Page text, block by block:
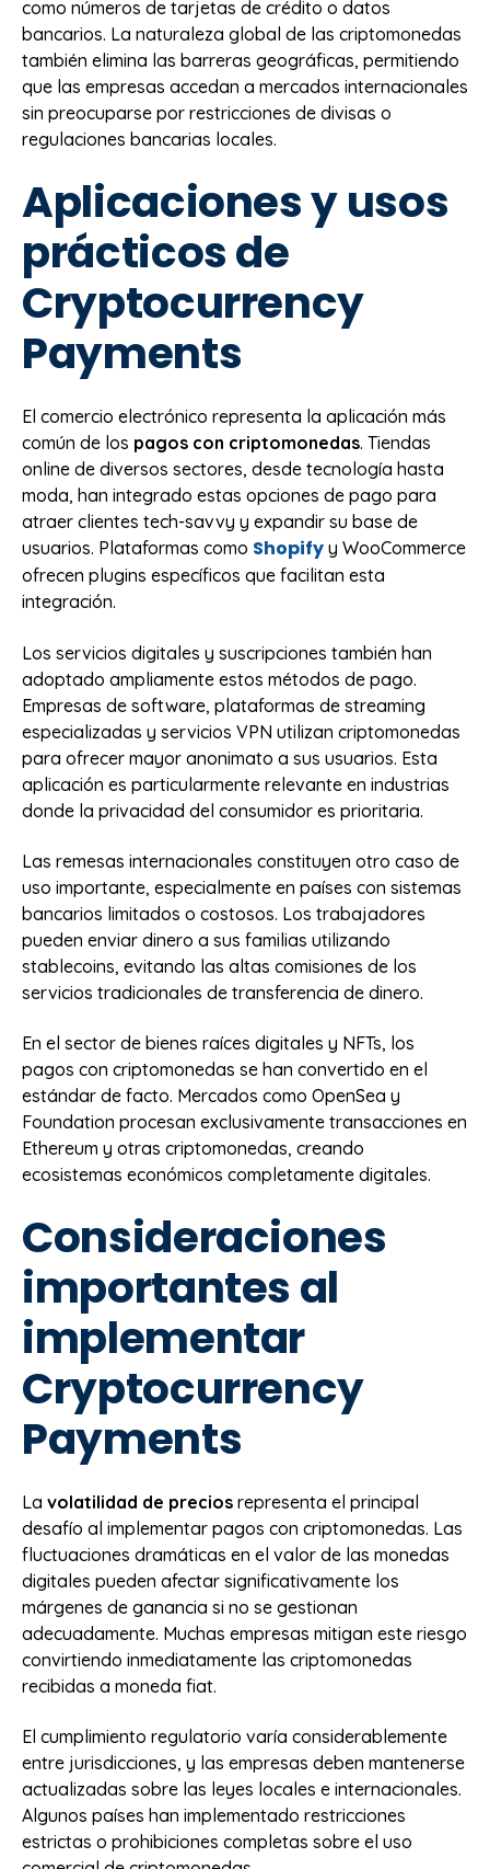
como números de tarjetas de crédito o datos
bancarios. La naturaleza global de las criptomonedas
también elimina las barreras geográficas, permitiendo
que las empresas accedan a mercados internacionales
sin preocuparse por restricciones de divisas o
regulaciones bancarias locales.
Aplicaciones y usos
prácticos de
Cryptocurrency
Payments
El comercio electrónico representa la aplicación más
común de los pagos con criptomonedas. Tiendas
online de diversos sectores, desde tecnología hasta
moda, han integrado estas opciones de pago para
atraer clientes tech-savvy y expandir su base de
usuarios. Plataformas como Shopify y WooCommerce
ofrecen plugins específicos que facilitan esta
integración.
Los servicios digitales y suscripciones también han
adoptado ampliamente estos métodos de pago.
Empresas de software, plataformas de streaming
especializadas y servicios VPN utilizan criptomonedas
para ofrecer mayor anonimato a sus usuarios. Esta
aplicación es particularmente relevante en industrias
donde la privacidad del consumidor es prioritaria.
Las remesas internacionales constituyen otro caso de
uso importante, especialmente en países con sistemas
bancarios limitados o costosos. Los trabajadores
pueden enviar dinero a sus familias utilizando
stablecoins, evitando las altas comisiones de los
servicios tradicionales de transferencia de dinero.
En el sector de bienes raíces digitales y NFTs, los
pagos con criptomonedas se han convertido en el
estándar de facto. Mercados como OpenSea y
Foundation procesan exclusivamente transacciones en
Ethereum y otras criptomonedas, creando
ecosistemas económicos completamente digitales.
Consideraciones
importantes al
implementar
Cryptocurrency
Payments
La volatilidad de precios representa el principal
desafío al implementar pagos con criptomonedas. Las
fluctuaciones dramáticas en el valor de las monedas
digitales pueden afectar significativamente los
márgenes de ganancia si no se gestionan
adecuadamente. Muchas empresas mitigan este riesgo
convirtiendo inmediatamente las criptomonedas
recibidas a moneda fiat.
El cumplimiento regulatorio varía considerablemente
entre jurisdicciones, y las empresas deben mantenerse
actualizadas sobre las leyes locales e internacionales.
Algunos países han implementado restricciones
estrictas o prohibiciones completas sobre el uso